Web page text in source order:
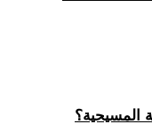
المسيحية؟